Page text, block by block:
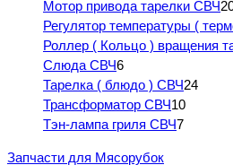
Мотор привода тарелки СВЧ
Регулятор температуры (
Роллер ( Кольцо ) вращения
Слюда СВЧ6
Тарелка ( блюдо ) СВЧ24
Трансформатор СВЧ10
Тэн-лампа гриля СВЧ7
Запчасти для Мясорубок